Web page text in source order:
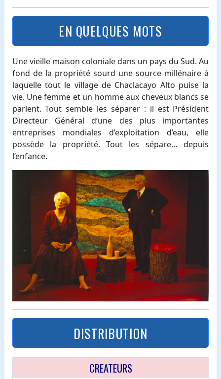
EN QUELQUES MOTS
Une vieille maison coloniale dans un pays du Sud. Au
fond de la propriété sourd une source millénaire à
laquelle tout le village de Chaclacayo Alto puise la
vie. Une femme et un homme aux cheveux blancs se
parlent. Tout semble les séparer : il est Président
Directeur Général d’une des plus importantes
entreprises mondiales d’exploitation d’eau, elle
possède la propriété. Tout les sépare… depuis
l’enfance.
DISTRIBUTION
CREATEURS